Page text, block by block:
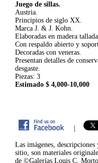
Juego de sillas.
Austria.
Principios de siglo XX.
Marca J. & J. Kohn.
Elaboradas en madera
Con respaldo abierto y
Decoradas con veneras.
Presentan detalles de
desgaste.
Piezas: 3
Estimado $ 4,000-10,000
|
Las imágenes,
sitio, son materiales
de ©Galerías Louis C.